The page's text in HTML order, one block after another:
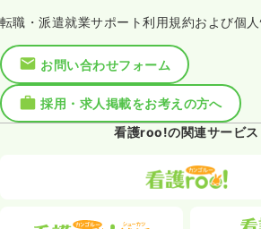
転職・派遣就業サポート利用規約および個
お問い合わせフォーム
採用・求人掲載をお考えの方へ
看護roo!の関連サービス